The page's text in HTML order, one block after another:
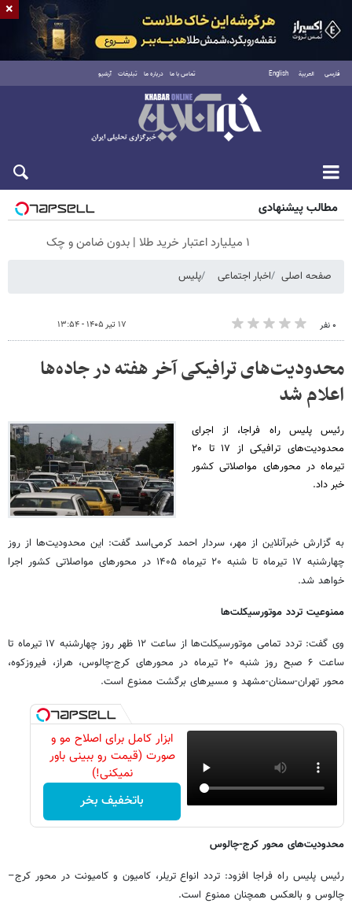
فارسی العربية English تماس با ما درباره ما تبلیغات آرشیو
جمعه ۱۶ مرداد ۱۴۰۵
مطالب پیشنهادی
۱ میلیارد اعتبار خرید طلا | بدون ضامن و چک
صفحه اصلی اخبار اجتماعی پلیس
۰ نفر ۱۷ تیر ۱۴۰۵ - ۱۳:۵۴
محدودیت‌های ترافیکی آخر هفته در جاده‌ها
اعلام شد
رئیس پلیس راه فراجا، از اجرای
محدودیت‌های ترافیکی از ۱۷ تا ۲۰
تیرماه در محورهای مواصلاتی کشور
خبر داد.
به گزارش خبرآنلاین از مهر، سردار احمد کرمی‌اسد گفت: این محدودیت‌ها از روز
چهارشنبه ۱۷ تیرماه تا شنبه ۲۰ تیرماه ۱۴۰۵ در محورهای مواصلاتی کشور اجرا
خواهد شد.
ممنوعیت تردد موتورسیکلت‌ها
وی گفت: تردد تمامی موتورسیکلت‌ها از ساعت ۱۲ ظهر روز چهارشنبه ۱۷ تیرماه تا
ساعت ۶ صبح روز شنبه ۲۰ تیرماه در محورهای کرج-چالوس، هراز، فیروزکوه،
محور تهران-سمنان-مشهد و مسیرهای برگشت ممنوع است.
ابزار کامل برای اصلاح مو و
صورت (قیمت رو ببینی باور
نمیکنی!)
باتخفیف بخر
محدودیت‌های محور کرج-چالوس
رئیس پلیس راه فراجا افزود: تردد انواع تریلر، کامیون و کامیونت در محور کرج–
چالوس و بالعکس همچنان ممنوع است.
×